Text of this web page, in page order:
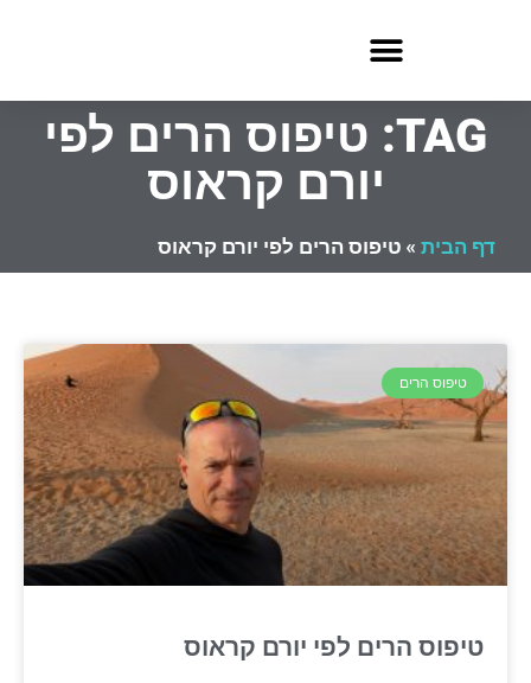
TAG: טיפוס הרים לפי
יורם קראוס
דף הבית » טיפוס הרים לפי יורם קראוס
טיפוס הרים
טיפוס הרים לפי יורם קראוס